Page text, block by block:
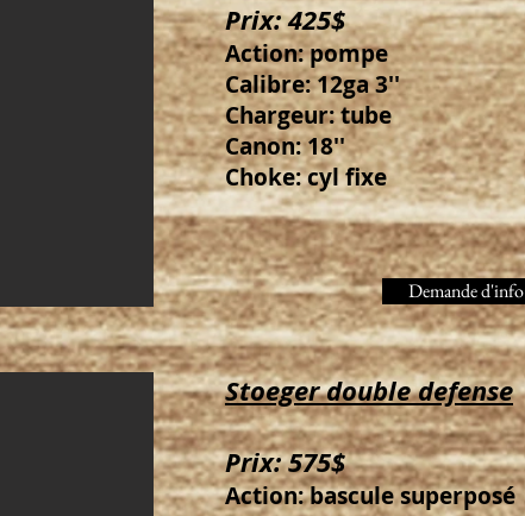
Prix: 425$
Action: pompe
Calibre: 12ga 3''
Chargeur: tube
Canon: 18''
Choke: cyl fixe
Demande d'info
Stoeger double defense
Prix: 575$
Action: bascule superposé